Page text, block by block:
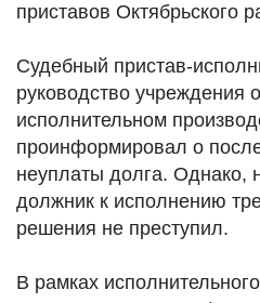
приставов Октябрьского
Судебный пристав-
руководство учреждения
исполнительном
проинформировал о
неуплаты долга. Однако,
должник к исполнению
решения не преступил.
В рамках